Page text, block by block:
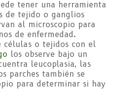
tener una herramienta
de tejido o ganglios
al microscopio para
de enfermedad.
células o tejidos con el
los observe bajo un
leucoplasia, las
parches también se
para determinar si hay